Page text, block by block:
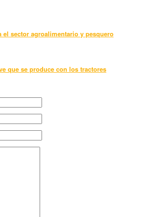
el sector agroalimentario y pesquero
que se produce con los tractores